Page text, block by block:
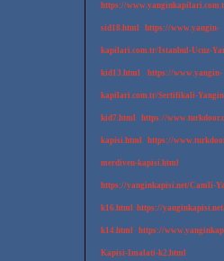
https://
sid18.html https://www.yangin-
kapilari.com.tr/Istanbul-Ucuz-
kid13.html https://www.yangin-
kapilari.com.tr/Sertifikali-
kid7.html https://
kapisi.html https://
merdiven-kapisi.html
https://yanginkapisi.net/Camli-
k16.html https://
k14.html https://
Kapisi-Imalati-k2.html